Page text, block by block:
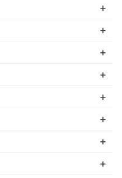
+
+
+
+
+
+
+
+